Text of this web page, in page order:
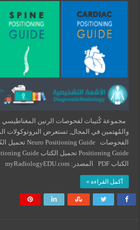
مجموعة كُتيبات لفحوصات الرنين المغناطيسي
والمُهتمين في المجال, تستعرض البروتوكولات
الكتاب PDF المصدر: myRadiologyEDU.com
أكمل القراءة »